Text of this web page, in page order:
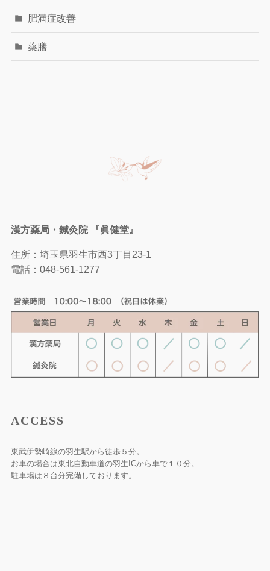
肥満症改善
薬膳
漢方薬局・鍼灸院 『眞健堂』
住所：埼玉県羽生市西3丁目23-1
電話： 048-561-1277
ACCESS
東武伊勢崎線の羽生駅から徒歩５分。
お車の場合は東北自動車道の羽生ICから車で１０分。
駐車場は８台分完備しております。